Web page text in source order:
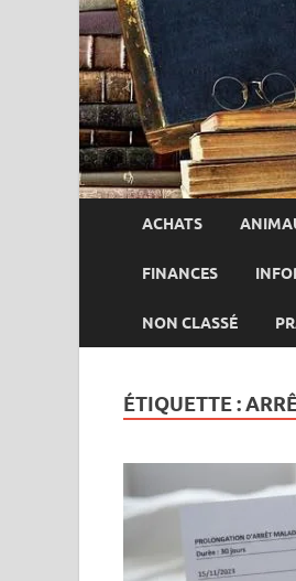
ACHATS
FINANCES
NON CLASSÉ
ÉTIQUETTE :